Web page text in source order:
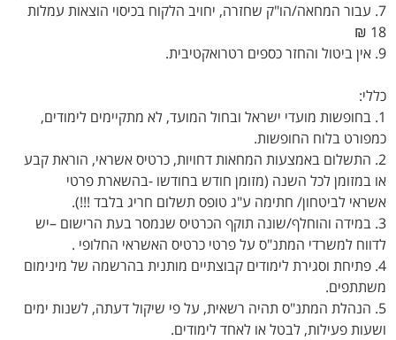
7. עבור המחאה/הו"ק שחזרה, יחויב הלקוח בכיסוי הוצאות עמלות
18 ₪
9. אין ביטול והחזר כספים רטרואקטיבית.
כללי:
1. בחופשות מועדי ישראל ובחול המועד, לא מתקיימים לימודים,
כמפורט בלוח החופשות.
2. התשלום באמצעות המחאות דחויות, כרטיס אשראי, הוראת קבע
או במזומן לכל השנה (מזומן חודש בחודשו -בהשארת פרטי
אשראי לביטחון/ חתימה ע"ג טופס תשלום חריג בלבד !!!).
3. במידה והוחלף/שונה תוקף הכרטיס שנמסר בעת הרישום –יש
לדווח למשרדי המתנ"ס על פרטי כרטיס האשראי החלופי .
4. פתיחת וסגירת לימודים קבוצתיים מותנית בהרשמה של מינימום
משתתפים.
5. הנהלת המתנ"ס תהיה רשאית, על פי שיקול דעתה, לשנות ימים
ושעות פעילות, לבטל או לאחד לימודים.